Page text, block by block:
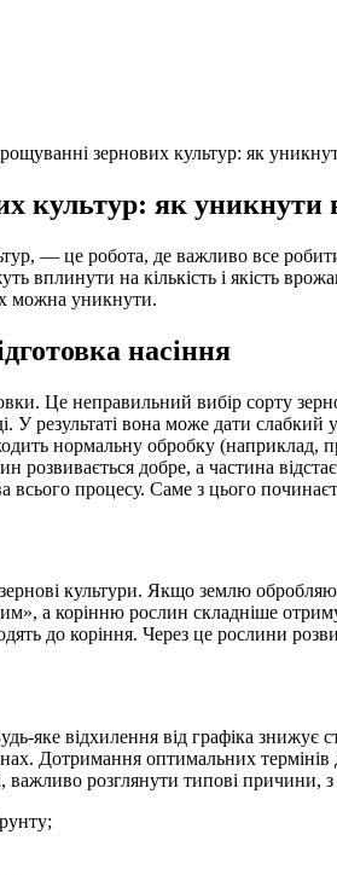
зернових культур: як
культур: як уникнути
— це робота, де важливо все
вплинути на кількість і якість
можна уникнути.
насіння
Це неправильний вибір сорту
У результаті вона може дати
нормальну обробку
розвивається добре, а частина
всього процесу. Саме з цього
культури. Якщо землю
а корінню рослин складніше
до коріння. Через це рослини
яке відхилення від графіка
Дотримання оптимальних
розглянути типові причини, з